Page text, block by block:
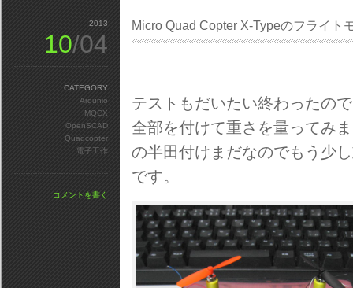
Micro Quad Copter X-Typeのフライト
テストもだいたい終わったの
全部を付けて重さを量ってみ
の半田付けまだなのでもう少
です。
2013
10/04
CATEGORY
Ardunio
MQCX
OpenSCAD
Quadcopter
電子工作
コメントを書く